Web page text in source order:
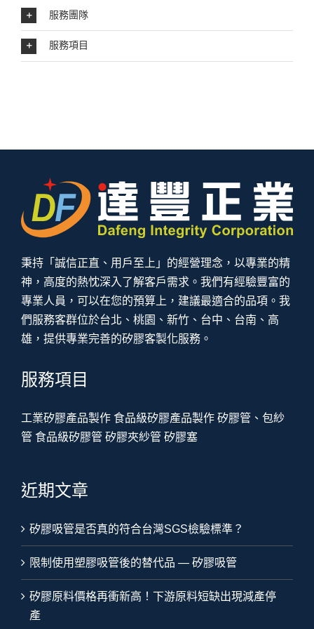
服務團隊
服務項目
秉持「誠信正直、用戶至上」的經營理念，以專業的精
神，高度的熱忱深入了解客戶需求。我們有經驗豐富的
專業人員，可以在您的預算上，建議最適合的品項。我
們服務客群位於台北、桃園、新竹、台中、台南、高
雄，提供專業完善的矽膠客製化服務。
服務項目
工業矽膠產品製作 食品級矽膠產品製作 矽膠管、包紗
管 食品級矽膠管 矽膠夾紗管 矽膠塞
近期文章
矽膠吸管是否真的符合台灣SGS檢驗標準？
限制使用塑膠吸管後的替代品 — 矽膠吸管
矽膠原料價格再衝新高！下游原料短缺出現減產停
產